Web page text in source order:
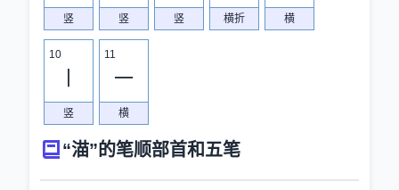
竖 竖 竖 横折 横
10
竖
11
一
横
“渵”的笔顺部首和五笔